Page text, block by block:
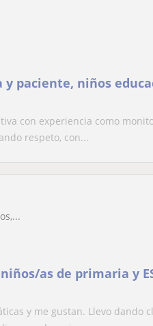
y paciente, niños
con experiencia como
respeto, con...
as de primaria y
y me gustan. Llevo dando